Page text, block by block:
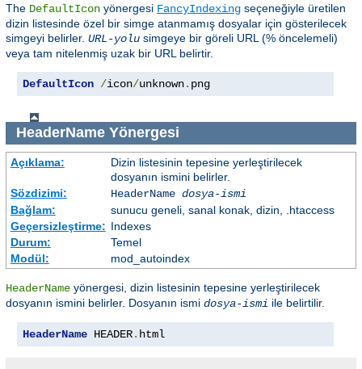
The DefaultIcon yönergesi FancyIndexing seçeneğiyle üretilen
dizin listesinde özel bir simge atanmamış dosyalar için gösterilecek
simgeyi belirler. URL-yolu simgeye bir göreli URL (% öncelemeli)
veya tam nitelenmiş uzak bir URL belirtir.
DefaultIcon /icon/unknown. png
HeaderNameYönergesi
Açıklama:
Dizin listesinin tepesine yerleştirilecek
dosyanın ismini belirler.
Sözdizimi:
HeaderName dosya-ismi
Bağlam:
sunucu geneli, sanal konak, dizin, .htaccess
Geçersizleştirme: Indexes
Durum:
Temel
Modül:
mod_autoindex
HeaderName yönergesi, dizin listesinin tepesine yerleştirilecek
dosyanın ismini belirler. Dosyanın ismi dosya-ismi ile belirtilir.
HeaderName HEADER. html